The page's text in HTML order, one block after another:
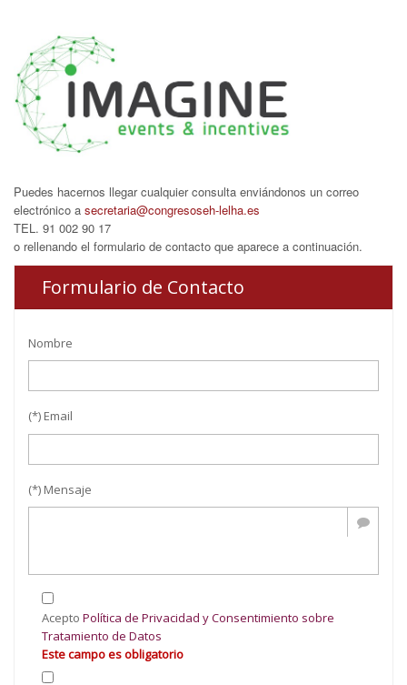
Puedes hacernos llegar cualquier consulta enviándonos un correo
electrónico a secretaria@congresoseh-lelha.es
TEL. 91 002 90 17
o rellenando el formulario de contacto que aparece a continuación.
Formulario de Contacto
Nombre
(*) Email
(*) Mensaje
Acepto Política de Privacidad y Consentimiento sobre
Tratamiento de Datos
Este campo es obligatorio